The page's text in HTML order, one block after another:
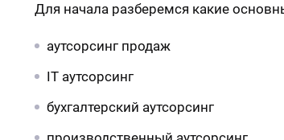
Для начала разберемся какие
аутсорсинг продаж
IT аутсорсинг
бухгалтерский аутсорсинг